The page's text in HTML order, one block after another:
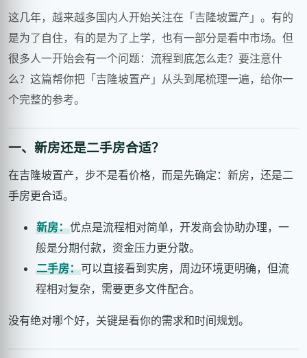
这几年，越来越多国内人开始关注在「吉隆坡置产」。有的
是为了自住，有的是为了上学，也有一部分是看中市场。但
很多人一开始会有一个问题：流程到底怎么走？要注意什
么？这篇帮你把「吉隆坡置产」从头到尾梳理一遍，给你一
个完整的参考。
一、新房还是二手房合适？
在吉隆坡置产，步不是看价格，而是先确定：新房，还是二
手房更合适。
新房：优点是流程相对简单，开发商会协助办理，一
般是分期付款，资金压力更分散。
二手房：可以直接看到实房，周边环境更明确，但流
程相对复杂，需要更多文件配合。
没有绝对哪个好，关键是看你的需求和时间规划。